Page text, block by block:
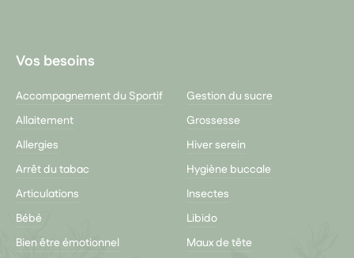
Vos besoins
Accompagnement du Sportif
Allaitement
Allergies
Arrêt du tabac
Articulations
Bébé
Bien être émotionnel
Gestion du sucre
Grossesse
Hiver serein
Hygiène buccale
Insectes
Libido
Maux de tête